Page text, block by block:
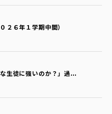
２６年１学期中間）
な生徒に強いのか？」過...